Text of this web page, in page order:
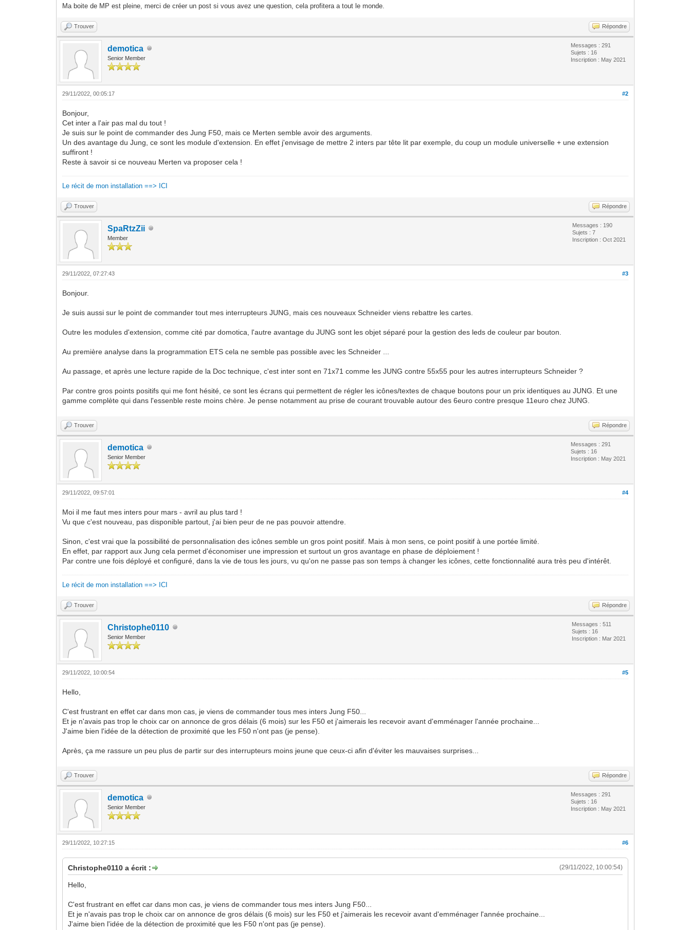
Ma boite de MP est pleine, merci de créer un post si vous avez une question, cela profitera a tout le monde.
Trouver Répondre
demotica
Senior Member
Messages : 291
Sujets : 16
Inscription : May 2021
#2
29/11/2022, 00:05:17
Bonjour,
Cet inter a l'air pas mal du tout !
Je suis sur le point de commander des Jung F50, mais ce Merten semble avoir des arguments.
Un des avantage du Jung, ce sont les module d'extension. En effet j'envisage de mettre 2 inters par tête lit par exemple, du coup un module universelle + une extension
suffiront !
Reste à savoir si ce nouveau Merten va proposer cela !
Le récit de mon installation ==> ICI
Trouver Répondre
SpaRtzZii
Member
Messages : 190
Sujets : 7
Inscription : Oct 2021
#3
29/11/2022, 07:27:43
Bonjour.
Je suis aussi sur le point de commander tout mes interrupteurs JUNG, mais ces nouveaux Schneider viens rebattre les cartes.
Outre les modules d'extension, comme cité par domotica, l'autre avantage du JUNG sont les objet séparé pour la gestion des leds de couleur par bouton.
Au première analyse dans la programmation ETS cela ne semble pas possible avec les Schneider ...
Au passage, et après une lecture rapide de la Doc technique, c'est inter sont en 71x71 comme les JUNG contre 55x55 pour les autres interrupteurs Schneider ?
Par contre gros points positifs qui me font hésité, ce sont les écrans qui permettent de régler les icônes/textes de chaque boutons pour un prix identiques au JUNG. Et une
gamme complète qui dans l'essenble reste moins chère. Je pense notamment au prise de courant trouvable autour des 6euro contre presque 11euro chez JUNG.
Trouver Répondre
demotica
Senior Member
Messages : 291
Sujets : 16
Inscription : May 2021
#4
29/11/2022, 09:57:01
Moi il me faut mes inters pour mars - avril au plus tard !
Vu que c'est nouveau, pas disponible partout, j'ai bien peur de ne pas pouvoir attendre.
Sinon, c'est vrai que la possibilité de personnalisation des icônes semble un gros point positif. Mais à mon sens, ce point positif à une portée limité.
En effet, par rapport aux Jung cela permet d'économiser une impression et surtout un gros avantage en phase de déploiement !
Par contre une fois déployé et configuré, dans la vie de tous les jours, vu qu'on ne passe pas son temps à changer les icônes, cette fonctionnalité aura très peu d'intérêt.
Le récit de mon installation ==> ICI
Trouver Répondre
Christophe0110
Senior Member
Messages : 511
Sujets : 16
Inscription : Mar 2021
#5
29/11/2022, 10:00:54
Hello,
C'est frustrant en effet car dans mon cas, je viens de commander tous mes inters Jung F50...
Et je n'avais pas trop le choix car on annonce de gros délais (6 mois) sur les F50 et j'aimerais les recevoir avant d'emménager l'année prochaine...
J'aime bien l'idée de la détection de proximité que les F50 n'ont pas (je pense).
Après, ça me rassure un peu plus de partir sur des interrupteurs moins jeune que ceux-ci afin d'éviter les mauvaises surprises...
Trouver Répondre
demotica
Senior Member
Messages : 291
Sujets : 16
Inscription : May 2021
#6
29/11/2022, 10:27:15
(29/11/2022, 10:00:54)
Christophe0110 a écrit :
Hello,
C'est frustrant en effet car dans mon cas, je viens de commander tous mes inters Jung F50...
Et je n'avais pas trop le choix car on annonce de gros délais (6 mois) sur les F50 et j'aimerais les recevoir avant d'emménager l'année prochaine...
J'aime bien l'idée de la détection de proximité que les F50 n'ont pas (je pense).